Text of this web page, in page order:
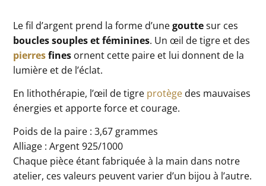
Le fil d’argent prend la forme d’unegouttesur ces
boucles souples et féminines. Un œil de tigre et des
pierresfines ornent cette paire et lui donnent de la
lumière et de l’éclat.
En lithothérapie, l’œil de tigre protège des mauvaises
énergies et apporte force et courage.
Poids de la paire : 3,67 grammes
Alliage : Argent 925/1000
Chaque pièce étant fabriquée à la main dans notre
atelier, ces valeurs peuvent varier d’un bijou à l’autre.